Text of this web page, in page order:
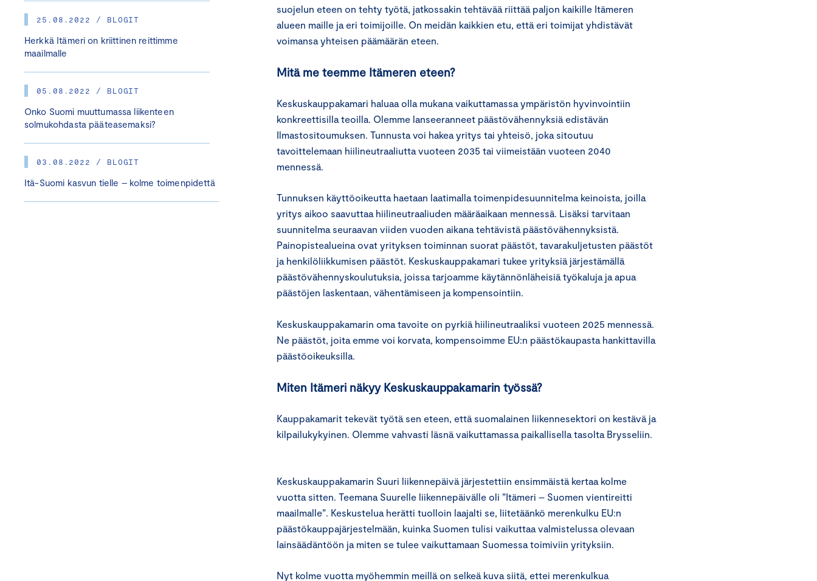
25.08.2022 / BLOGIT
Herkkä Itämeri on kriittinen reittimme
maailmalle
05.08.2022 / BLOGIT
Onko Suomi muuttumassa liikenteen
solmukohdasta pääteasemaksi?
03.08.2022 / BLOGIT
Itä-Suomi kasvun tielle – kolme toimenpidettä
suojelun eteen on tehty työtä, jatkossakin tehtävää riittää paljon kaikille Itämeren
alueen maille ja eri toimijoille. On meidän kaikkien etu, että eri toimijat yhdistävät
voimansa yhteisen päämäärän eteen.
Mitä me teemme Itämeren eteen?
Keskuskauppakamari haluaa olla mukana vaikuttamassa ympäristön hyvinvointiin
konkreettisilla teoilla. Olemme lanseeranneet päästövähennyksiä edistävän
Ilmastositoumuksen. Tunnusta voi hakea yritys tai yhteisö, joka sitoutuu
tavoittelemaan hiilineutraaliutta vuoteen 2035 tai viimeistään vuoteen 2040
mennessä.
Tunnuksen käyttöoikeutta haetaan laatimalla toimenpidesuunnitelma keinoista, joilla
yritys aikoo saavuttaa hiilineutraaliuden määräaikaan mennessä. Lisäksi tarvitaan
suunnitelma seuraavan viiden vuoden aikana tehtävistä päästövähennyksistä.
Painopistealueina ovat yrityksen toiminnan suorat päästöt, tavarakuljetusten päästöt
ja henkilöliikkumisen päästöt. Keskuskauppakamari tukee yrityksiä järjestämällä
päästövähennyskoulutuksia, joissa tarjoamme käytännönläheisiä työkaluja ja apua
päästöjen laskentaan, vähentämiseen ja kompensointiin.
Keskuskauppakamarin oma tavoite on pyrkiä hiilineutraaliksi vuoteen 2025 mennessä.
Ne päästöt, joita emme voi korvata, kompensoimme EU:n päästökaupasta hankittavilla
päästöoikeuksilla.
Miten Itämeri näkyy Keskuskauppakamarin työssä?
Kauppakamarit tekevät työtä sen eteen, että suomalainen liikennesektori on kestävä ja
kilpailukykyinen. Olemme vahvasti läsnä vaikuttamassa paikallisella tasolta Brysseliin.
Keskuskauppakamarin Suuri liikennepäivä järjestettiin ensimmäistä kertaa kolme
vuotta sitten. Teemana Suurelle liikennepäivälle oli ”Itämeri – Suomen vientireitti
maailmalle”. Keskustelua herätti tuolloin laajalti se, liitetäänkö merenkulku EU:n
päästökauppajärjestelmään, kuinka Suomen tulisi vaikuttaa valmistelussa olevaan
lainsäädäntöön ja miten se tulee vaikuttamaan Suomessa toimiviin yrityksiin.
Nyt kolme vuotta myöhemmin meillä on selkeä kuva siitä, ettei merenkulkua